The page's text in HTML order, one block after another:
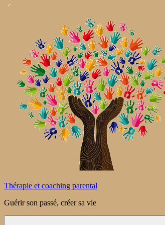
Aller
Thérapie et coaching parental
Guérir son passé, créer sa vie